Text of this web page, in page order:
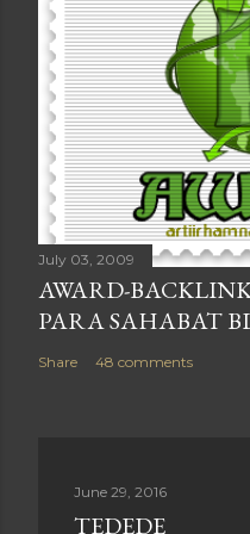
July 03, 2009
AWARD-
PARA SAHABAT
Share 48 comments
June 29, 2016
TEDEDE